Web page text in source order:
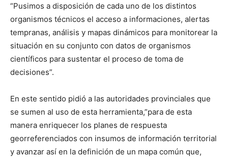
“Pusimos a disposición de cada uno de los distintos
organismos técnicos el acceso a informaciones, alertas
tempranas, análisis y mapas dinámicos para monitorear la
situación en su conjunto con datos de organismos
científicos para sustentar el proceso de toma de
decisiones”.
En este sentido pidió a las autoridades provinciales que
se sumen al uso de esta herramienta,”para de esta
manera enriquecer los planes de respuesta
georreferenciados con insumos de información territorial
y avanzar así en la definición de un mapa común que,